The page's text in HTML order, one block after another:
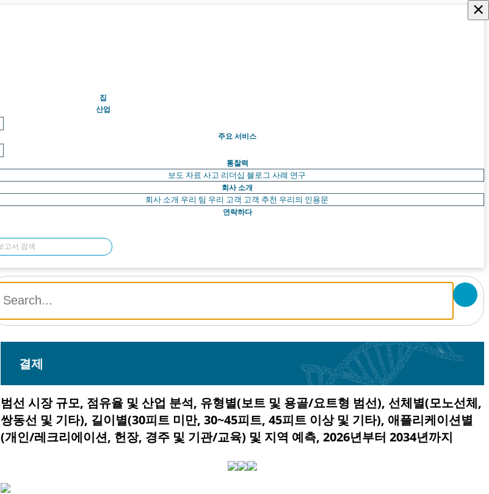
집(현재의)
산업
주요 서비스
통찰력
보도 자료 사고 리더십 블로그 사례 연구
회사 소개
회사 소개 우리 팀 우리 고객 고객 추천 우리의 인용문
연락하다
×
결제
범선 시장 규모, 점유율 및 산업 분석, 유형별(보트 및 용골/요트형 범선), 선체별(모노선체,
쌍동선 및 기타), 길이별(30피트 미만, 30~45피트, 45피트 이상 및 기타), 애플리케이션별
(개인/레크리에이션, 헌장, 경주 및 기관/교육) 및 지역 예측, 2026년부터 2034년까지